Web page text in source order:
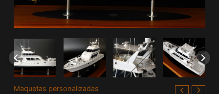
Maquetas personalizadas